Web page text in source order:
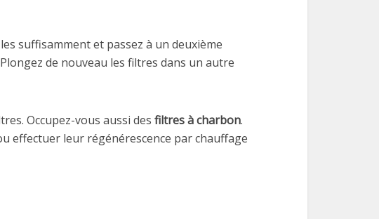
suffisamment et passez à un deuxième
de nouveau les filtres dans un autre
Occupez-vous aussi des filtres à charbon.
effectuer leur régénérescence par chauffage